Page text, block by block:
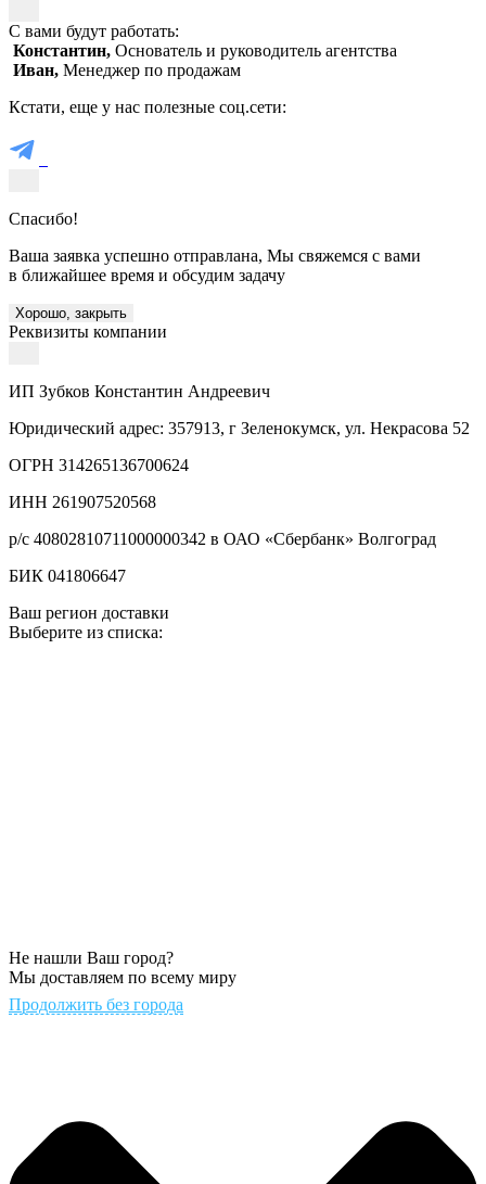
С вами будут работать:
Константин, Основатель и руководитель агентства
Иван, Менеджер по продажам
Кстати, еще у нас полезные соц.сети:
Спасибо!
Ваша заявка успешно отправлана, Мы свяжемся с вами
в ближайшее время и обсудим задачу
Хорошо, закрыть
Реквизиты компании
ИП Зубков Константин Андреевич
Юридический адрес: 357913, г Зеленокумск, ул. Некрасова 52
ОГРН 314265136700624
ИНН 261907520568
р/с 40802810711000000342 в ОАО «Сбербанк» Волгоград
БИК 041806647
Ваш регион доставки
Выберите из списка:
Не нашли Ваш город?
Мы доставляем по всему миру
Продолжить без города